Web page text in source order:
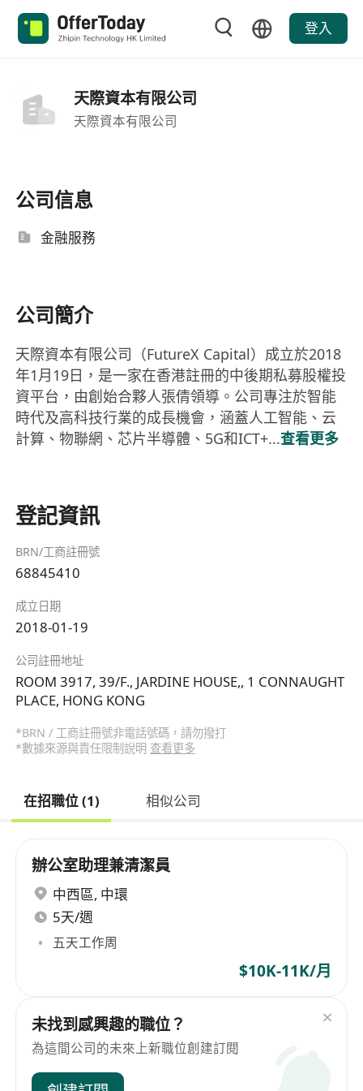
登入
天際資本有限公司
天際資本有限公司
公司信息
金融服務
公司簡介
天際資本有限公司（FutureX Capital）成立於2018
年1月19日，是一家在香港註冊的中後期私募股權投
資平台，由創始合夥人張倩領導。公司專注於智能
時代及高科技行業的成長機會，涵蓋人工智能、云
計算、物聯網、芯片半導體、5G和ICT+...查看更多
登記資訊
BRN/工商註冊號
68845410
成立日期
2018-01-19
公司註冊地址
ROOM 3917, 39/F., JARDINE HOUSE,, 1 CONNAUGHT
PLACE, HONG KONG
*BRN / 工商註冊號非電話號碼，請勿撥打
*數據來源與責任限制說明 查看更多
在招職位 (1) 相似公司
辦公室助理兼清潔員
中西區, 中環
5天/週
五天工作周
$10K-11K/月
未找到感興趣的職位？
為這間公司的未來上新職位創建訂閱